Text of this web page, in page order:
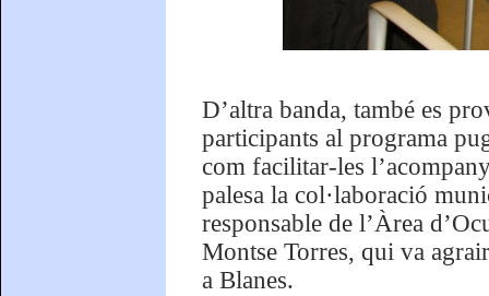
D’altra banda, també es
participants al programa
com facilitar-les
palesa la col·laboració
responsable de l’Àrea
Montse Torres, qui va
a Blanes.